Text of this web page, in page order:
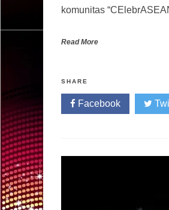
komunitas
Read More
SHARE
Facebook